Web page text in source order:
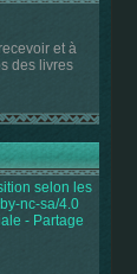
et à
des livres
selon les
nc-sa/4.0
- Partage